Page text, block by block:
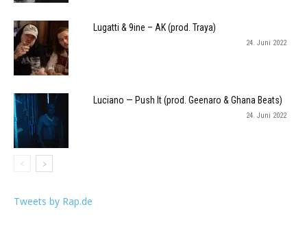
Lugatti & 9ine – AK (prod. Traya)
24. Juni 2022
Luciano — Push It (prod. Geenaro & Ghana Beats)
24. Juni 2022
Tweets by Rap.de